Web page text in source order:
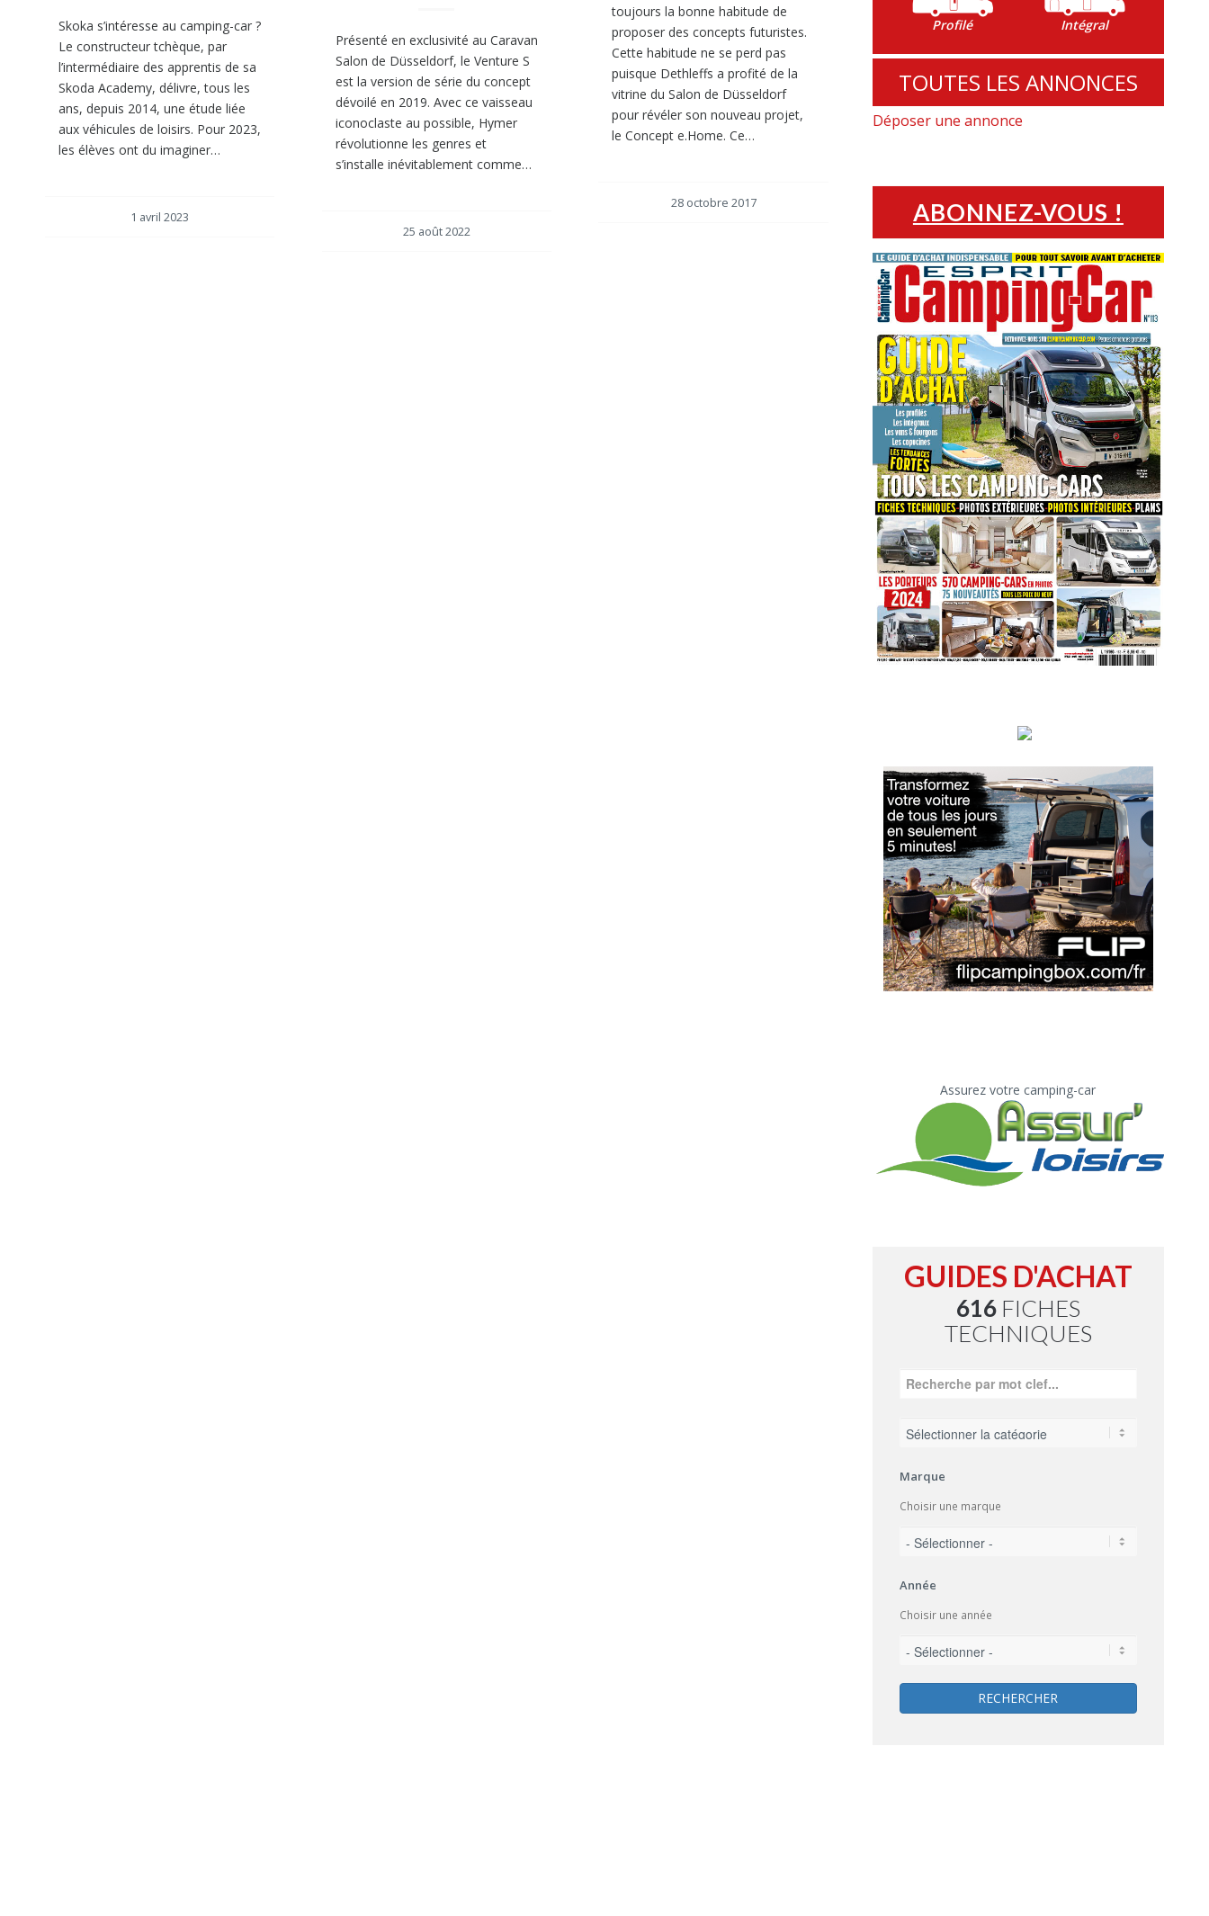
Skoka s’intéresse au camping-car ?
Le constructeur tchèque, par
l’intermédiaire des apprentis de sa
Skoda Academy, délivre, tous les
ans, depuis 2014, une étude liée
aux véhicules de loisirs. Pour 2023,
les élèves ont du imaginer…
1 avril 2023
Présenté en exclusivité au Caravan
Salon de Düsseldorf, le Venture S
est la version de série du concept
dévoilé en 2019. Avec ce vaisseau
iconoclaste au possible, Hymer
révolutionne les genres et
s’installe inévitablement comme…
25 août 2022
toujours la bonne habitude de
proposer des concepts futuristes.
Cette habitude ne se perd pas
puisque Dethleffs a profité de la
vitrine du Salon de Düsseldorf
pour révéler son nouveau projet,
le Concept e.Home. Ce…
28 octobre 2017
Profilé Intégral
TOUTES LES ANNONCES
Déposer une annonce
ABONNEZ-VOUS !
Assurez votre camping-car
GUIDES D'ACHAT
616FICHES
TECHNIQUES
Marque
Choisir une marque
Année
Choisir une année
RECHERCHER